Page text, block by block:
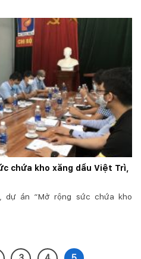
chứa kho xăng dầu Việt Trì,
dự án “Mở rộng sức chứa kho